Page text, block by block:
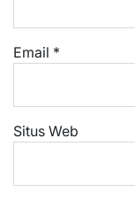
Email *
Situs Web